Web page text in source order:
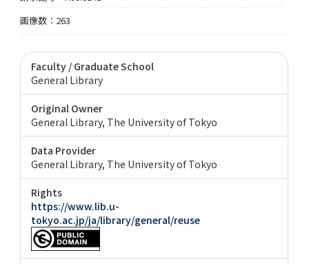
画像数：263
Faculty / Graduate School
General Library
Original Owner
General Library, The University of Tokyo
Data Provider
General Library, The University of Tokyo
Rights
https://www.lib.u-
tokyo.ac.jp/ja/library/general/reuse